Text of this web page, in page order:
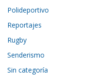
Polideportivo
Reportajes
Rugby
Senderismo
Sin categoría